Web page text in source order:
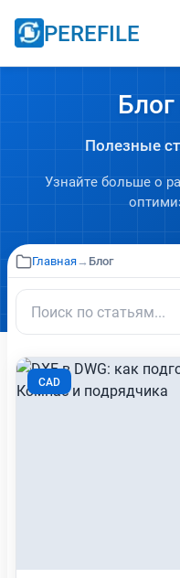
PEREFILE
Блог
Полезные
Узнайте больше о
Главная→ Блог
CAD